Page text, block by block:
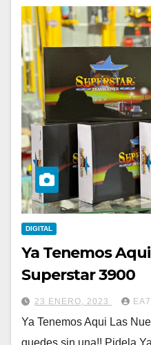
DIGITAL
Ya Tenemos
Superstar 3900
23 ENERO, 2023
Ya Tenemos Aqui Las
quedes sin una!! Pidela